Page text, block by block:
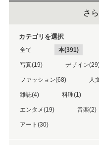
さ
カテゴリを選択
全て 本(391)
写真(19) デザイン
ファッション(68) 人
雑誌(4) 料理(1)
エンタメ(19) 音楽(2)
アート(30)